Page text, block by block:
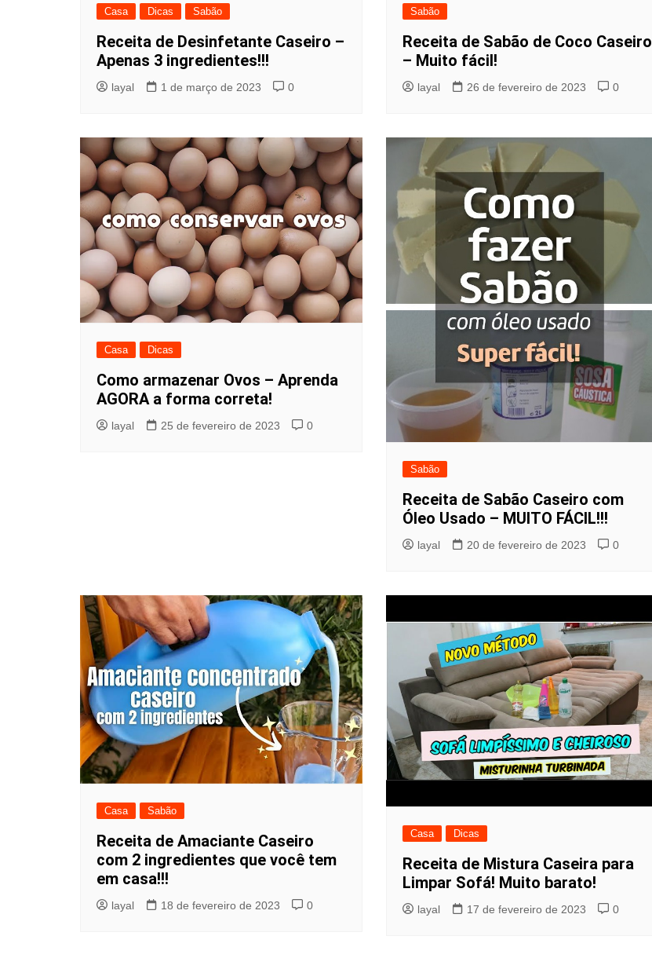
Casa Dicas Sabão
Receita de Desinfetante Caseiro –
Apenas 3 ingredientes!!!
layal 1 de março de 2023 0
Sabão
Receita de Sabão de Coco Caseiro
– Muito fácil!
layal 26 de fevereiro de 2023 0
Casa Dicas
Como armazenar Ovos – Aprenda
AGORA a forma correta!
layal 25 de fevereiro de 2023 0
Sabão
Receita de Sabão Caseiro com
Óleo Usado – MUITO FÁCIL!!!
layal 20 de fevereiro de 2023 0
Casa Sabão
Receita de Amaciante Caseiro
com 2 ingredientes que você tem
em casa!!!
layal 18 de fevereiro de 2023 0
Casa Dicas
Receita de Mistura Caseira para
Limpar Sofá! Muito barato!
layal 17 de fevereiro de 2023 0